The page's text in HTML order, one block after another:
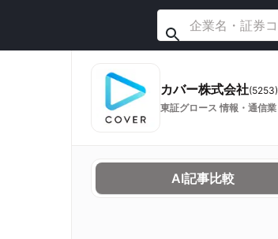
カバー株式会社(5253)
東証グロース 情報・通信業
AI記事比較